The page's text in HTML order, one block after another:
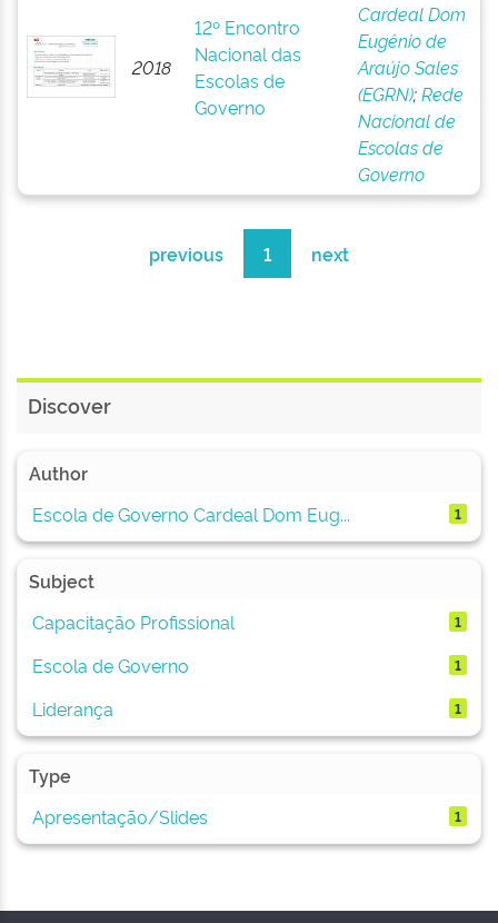
2018
12º Encontro
Nacional das
Escolas de
Governo
Cardeal Dom
Eugênio de
Araújo Sales
(EGRN);Rede
Nacional de
Escolas de
Governo
previous 1 next
Discover
Author
Escola de Governo Cardeal Dom Eug...
1
Subject
Capacitação Profissional
1
Escola de Governo 1
Liderança 1
Type
Apresentação/Slides
1